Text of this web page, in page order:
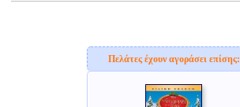
Πελάτες έχουν αγοράσει επίσης: